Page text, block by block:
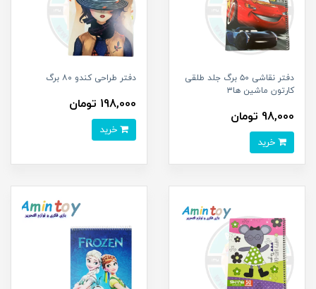
دفتر نقاشی ۵۰ برگ جلد طلقی
کارتون ماشین ها۳
98,000 تومان
دفتر طراحی کندو ۸۰ برگ
198,000 تومان